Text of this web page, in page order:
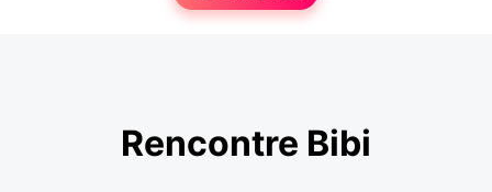
Rencontre Bibi